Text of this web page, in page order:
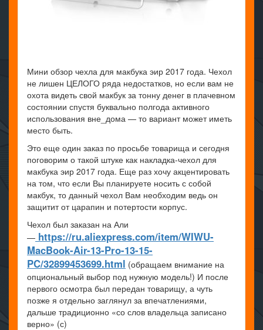
Мини обзор чехла для макбука эир 2017 года. Чехол
не лишен ЦЕЛОГО ряда недостатков, но если вам не
охота видеть свой макбук за тонну денег в плачевном
состоянии спустя буквально полгода активного
использования вне_дома — то вариант может иметь
место быть.
Это еще один заказ по просьбе товарища и сегодня
поговорим о такой штуке как накладка-чехол для
макбука эир 2017 года. Еще раз хочу акцентировать
на том, что если Вы планируете носить с собой
макбук, то данный чехол Вам необходим ведь он
защитит от царапин и потертости корпус.
Чехол был заказан на Али
— https://ru.aliexpress.com/item/WIWU-
MacBook-Air-13-Pro-13-15-
PC/32899453699.html (обращаем внимание на
опциональный выбор под нужную модель!) И после
первого осмотра был передан товарищу, а чуть
позже я отдельно заглянул за впечатлениями,
дальше традиционно «со слов владельца записано
верно» (с)